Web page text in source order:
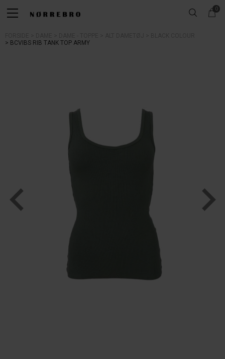
0
BCVIBS RIB TANK TOP ARMY